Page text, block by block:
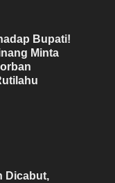
Bupati!
Minta
Dicabut,